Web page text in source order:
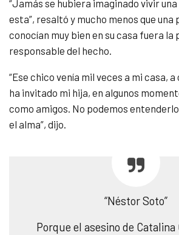
“Jamás se hubiera imaginado vivir
esta”, resaltó y mucho menos que una
conocían muy bien en su casa fuera la
responsable del hecho.
“Ese chico venía mil veces a mi casa,
ha invitado mi hija, en algunos
como amigos. No podemos
el alma”, dijo.
“Néstor Soto”
Porque el asesino de